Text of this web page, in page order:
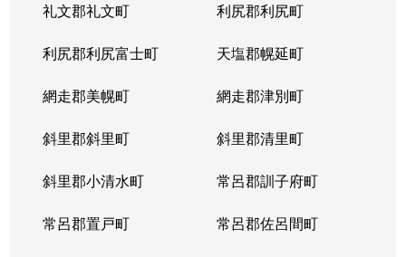
礼文郡礼文町 利尻郡利尻町
利尻郡利尻富士町 天塩郡幌延町
網走郡美幌町 網走郡津別町
斜里郡斜里町 斜里郡清里町
斜里郡小清水町 常呂郡訓子府町
常呂郡置戸町 常呂郡佐呂間町